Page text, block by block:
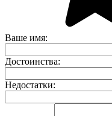
Ваше имя:
Достоинства:
Недостатки: